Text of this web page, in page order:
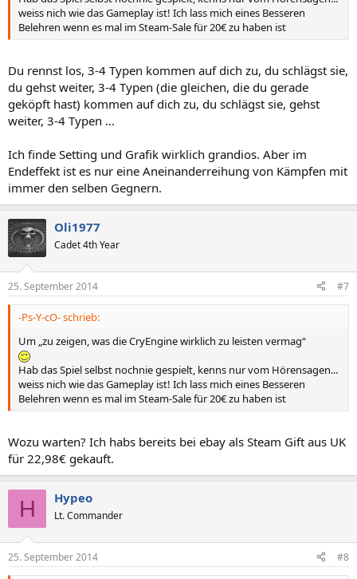
weiss nich wie das Gameplay ist! Ich lass mich eines Besseren
Belehren wenn es mal im Steam-Sale für 20€ zu haben ist
Du rennst los, 3-4 Typen kommen auf dich zu, du schlägst sie,
du gehst weiter, 3-4 Typen (die gleichen, die du gerade
geköpft hast) kommen auf dich zu, du schlägst sie, gehst
weiter, 3-4 Typen ...
Ich finde Setting und Grafik wirklich grandios. Aber im
Endeffekt ist es nur eine Aneinanderreihung von Kämpfen mit
immer den selben Gegnern.
Oli1977
Cadet 4th Year
25. September 2014 #7
-Ps-Y-cO- schrieb:
Um „zu zeigen, was die CryEngine wirklich zu leisten vermag“
Hab das Spiel selbst nochnie gespielt, kenns nur vom Hörensagen...
weiss nich wie das Gameplay ist! Ich lass mich eines Besseren
Belehren wenn es mal im Steam-Sale für 20€ zu haben ist
Wozu warten? Ich habs bereits bei ebay als Steam Gift aus UK
für 22,98€ gekauft.
H Hypeo
Lt. Commander
25. September 2014 #8